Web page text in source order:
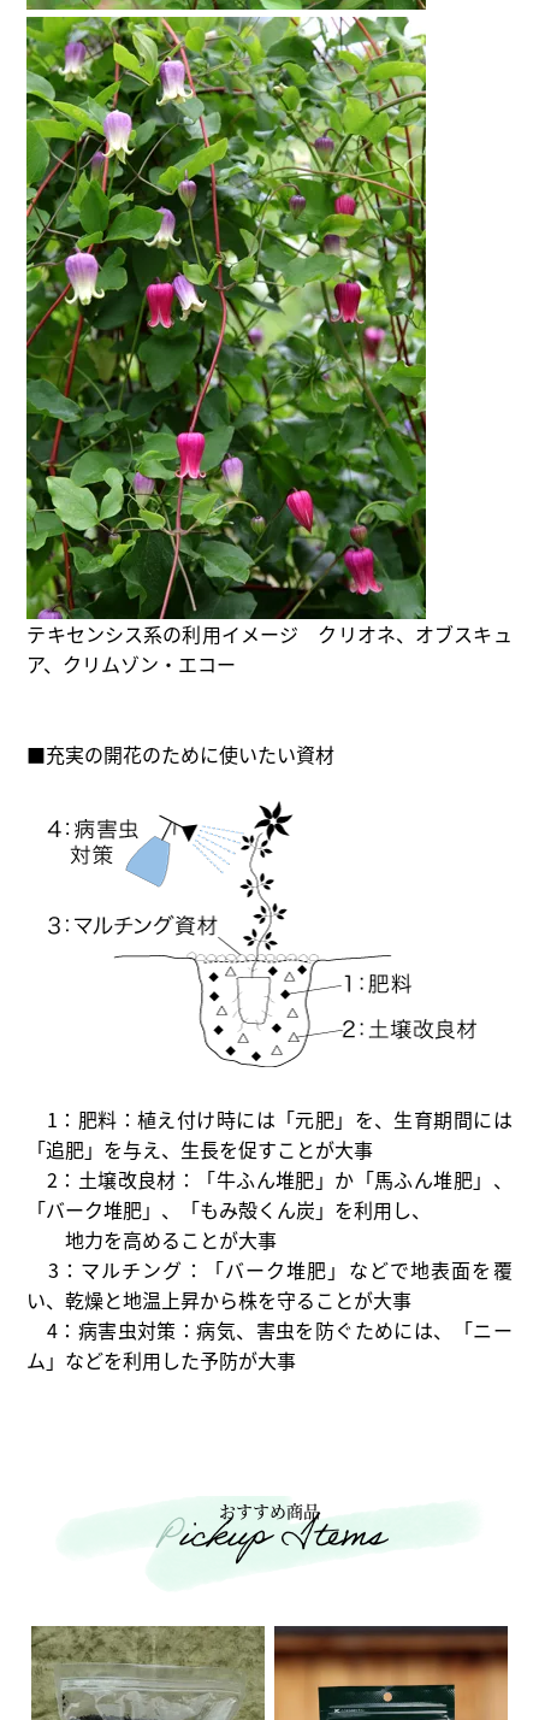
テキセンシス系の利用イメージ クリオネ、オブスキュ
ア、クリムゾン・エコー
■充実の開花のために使いたい資材
1：肥料：植え付け時には「元肥」を、生育期間には
「追肥」を与え、生長を促すことが大事
2：土壌改良材：「牛ふん堆肥」か「馬ふん堆肥」、
「バーク堆肥」、「もみ殻くん炭」を利用し、
地力を高めることが大事
3：マルチング：「バーク堆肥」などで地表面を覆
い、乾燥と地温上昇から株を守ることが大事
4：病害虫対策：病気、害虫を防ぐためには、「ニー
ム」などを利用した予防が大事
おすすめ商品
Pickup Items